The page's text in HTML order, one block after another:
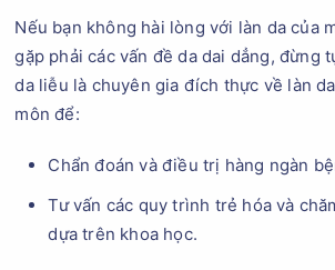
Nếu bạn không hài lòng với làn da của
gặp phải các vấn đề da dai dẳng, đừng
da liễu là chuyên gia đích thực về làn
môn để:
Chẩn đoán và điều trị hàng ngàn
Tư vấn các quy trình trẻ hóa và
dựa trên khoa học.